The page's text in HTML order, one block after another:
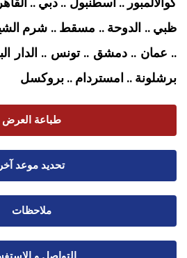
ظبي .. الدوحة .. مسقط .. شرم
.. عمان .. دمشق .. تونس .. الدار
برشلونة .. امستردام .. بروكسل
طباعة العرض
تحديد موعد آخر
ملاحظات